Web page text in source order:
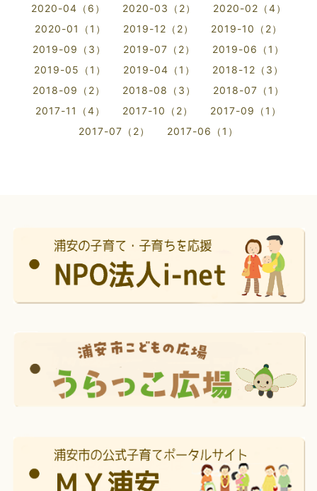
2020-04（6）
2020-03（2）
2020-02（4）
2020-01（1）
2019-12（2）
2019-10（2）
2019-09（3）
2019-07（2）
2019-06（1）
2019-05（1）
2019-04（1）
2018-12（3）
2018-09（2）
2018-08（3）
2018-07（1）
2017-11（4）
2017-10（2）
2017-09（1）
2017-07（2）
2017-06（1）